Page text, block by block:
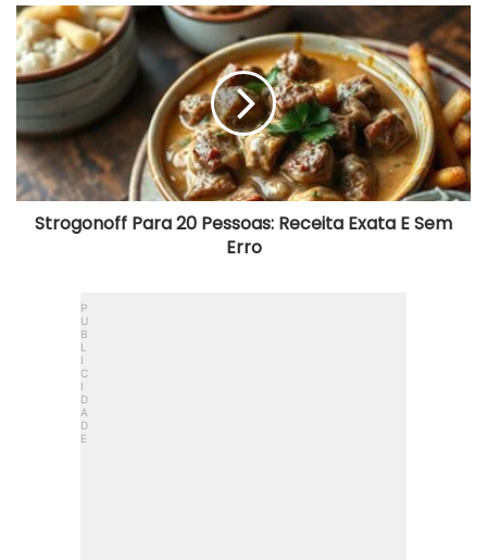
Strogonoff
Para
20
Pessoas:
Receita
Exata
E
Sem
Erro
Strogonoff Para 20 Pessoas: Receita Exata E Sem
Erro